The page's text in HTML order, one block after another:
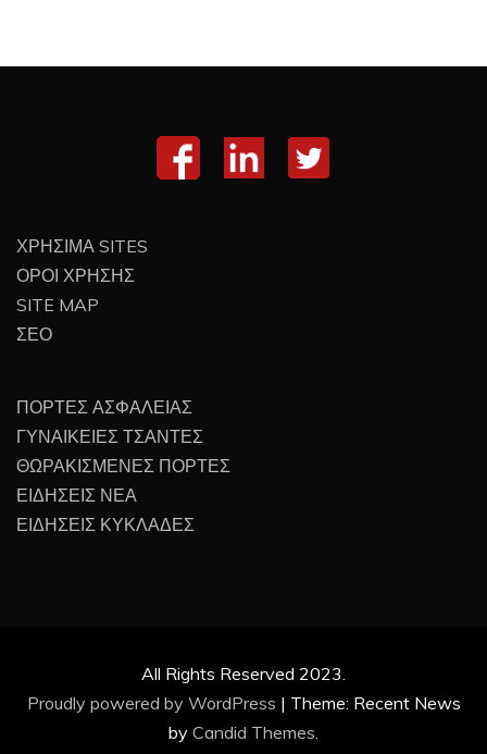
ΧΡΗΣΙΜΑ SITES
ΟΡΟΙ ΧΡΗΣΗΣ
SITE MAP
ΣΕΟ
ΠΟΡΤΕΣ ΑΣΦΑΛΕΙΑΣ
ΓΥΝΑΙΚΕΙΕΣ ΤΣΑΝΤΕΣ
ΘΩΡΑΚΙΣΜΕΝΕΣ ΠΟΡΤΕΣ
ΕΙΔΗΣΕΙΣ ΝΕΑ
ΕΙΔΗΣΕΙΣ ΚΥΚΛΑΔΕΣ
All Rights Reserved 2023.
Proudly powered by WordPress | Theme: Recent News
by Candid Themes.